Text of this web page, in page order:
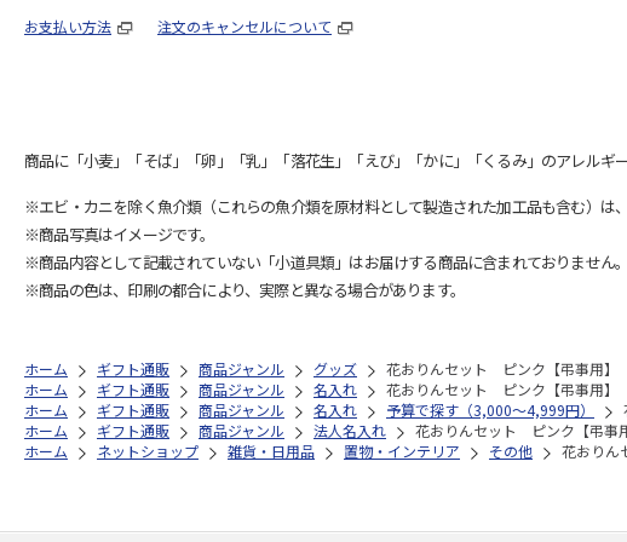
お支払い方法 注文のキャンセルについて
商品に「小麦」「そば」「卵」「乳」「落花生」「えび」「かに」「くるみ」のアレルギ
※エビ・カニを除く魚介類（これらの魚介類を原材料として製造された加工品も含む）は
※商品写真はイメージです。
※商品内容として記載されていない「小道具類」はお届けする商品に含まれておりません。
※商品の色は、印刷の都合により、実際と異なる場合があります。
ホーム ギフト通販 商品ジャンル グッズ
花おりんセット ピンク【弔事用】
ホーム
ギフト通販 商品ジャンル 名入れ
花おりんセット ピンク【弔事用】
ホーム
ギフト通販 商品ジャンル 名入れ 予算で探す（3,000～4,999円）
ホーム
ギフト通販 商品ジャンル 法人名入れ
花おりんセット ピンク【弔事用
ホーム
ネットショップ 雑貨・日用品 置物・インテリア その他 花おりん